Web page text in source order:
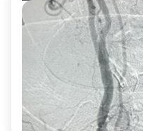
¿Debo operarme si
Es fundamental una
de aquellos pacientes en
carotídea (estenosis
historia del […]
Dra. Robles Martín